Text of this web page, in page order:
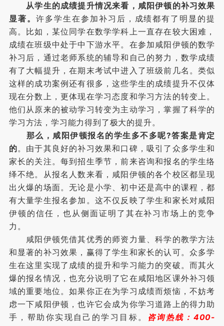
从学生的成绩提升情况来看，咸阳伊顿的补习效果
显著。 许多学生在参加补习后，成绩都有了明显的提
高。比如，某位同学在数学学科上一直存在较大困难，
成绩在班级中处于中下游水平。在参加咸阳伊顿的数学
补习后，通过老师系统的辅导和自己的努力，数学成绩
有了大幅提升，在期末考试中进入了班级前几名。类似
这样的成功案例还有很多，这些学生的成绩提升不仅体
现在分数上，更体现在学习态度和学习方法的转变上。
他们从原来的被动学习转变为主动学习，掌握了科学的
学习方法，学习能力得到了极大的提升。
那么，咸阳伊顿报名的学生多不多呢?答案是肯定
的。由于其良好的补习效果和口碑，吸引了众多学生和
家长的关注。每到招生季节，前来咨询和报名的学生络
绎不绝。从报名人数来看，咸阳伊顿的各个校区都呈现
出火爆的场面。无论是小学、初中还是高中的课程，都
有大量学生报名参加。这不仅反映了学生和家长对咸阳
伊顿的信任，也从侧面证明了其在补习市场上的竞争
力。
咸阳伊顿凭借其优秀的师资力量、科学的教学方法
和显著的补习效果，赢得了学生和家长的认可。众多学
生在这里实现了成绩的提升和学习能力的突破。而其火
爆的报名情况，也充分说明了它在咸阳地区课外补习领
域的重要地位。如果你正在为学习成绩而烦恼，不妨考
虑一下咸阳伊顿，也许它会成为你学习道路上的得力助
手，帮助你实现自己的学习目标。
咨询热线：400-